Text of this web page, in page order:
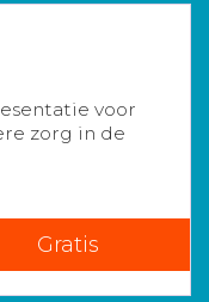
voor
zorg in de
Gratis